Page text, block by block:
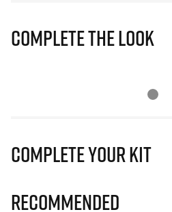
Complete The Look
Complete Your Kit
Recommended